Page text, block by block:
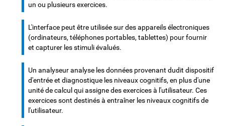
un ou plusieurs exercices.
L'interface peut être utilisée sur des appareils électroniques
(ordinateurs, téléphones portables, tablettes) pour fournir
et capturer les stimuli évalués.
Un analyseur analyse les données provenant dudit dispositif
d'entrée et diagnostique les niveaux cognitifs, en plus d'une
unité de calcul qui assigne des exercices à l'utilisateur. Ces
exercices sont destinés à entraîner les niveaux cognitifs de
l'utilisateur.